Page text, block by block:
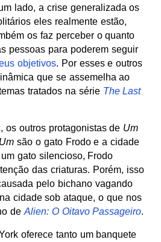
lado, a crise generalizada os
eles realmente estão,
os faz perceber o quanto
pessoas para poderem seguir
objetivos. Por esses e outros
que se assemelha ao
tratados na série The Last
os outros protagonistas de Um
são o gato Frodo e a cidade
gato silencioso, Frodo
das criaturas. Porém, isso
pelo bichano vagando
cidade sob ataque, o que nos
deAlien: O Oitavo Passageiro.
oferece tanto um banquete